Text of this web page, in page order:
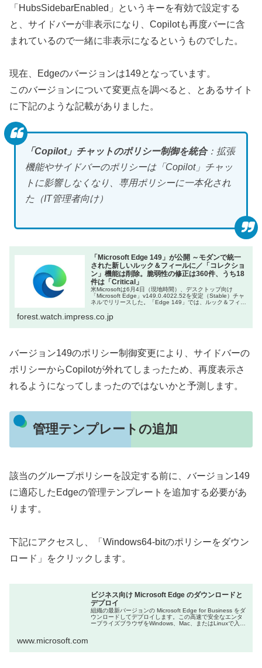
「HubsSidebarEnabled」というキーを有効で設定する
と、サイドバーが非表示になり、Copilotも再度バーに含
まれているので一緒に非表示になるというものでした。
現在、Edgeのバージョンは149となっています。
このバージョンについて変更点を調べると、とあるサイト
に下記のような記載がありました。
「Copilot」チャットのポリシー制御を統合：拡張
機能やサイドバーのポリシーは「Copilot」チャッ
トに影響しなくなり、専用ポリシーに一本化され
た（IT管理者向け）
「Microsoft Edge 149」が公開 ～モダンで統一
された新しいルック＆フィールに／「コレクショ
ン」機能は削除。脆弱性の修正は360件、うち18
件は「Critical」
米Microsoftは6月4日（現地時間）、デスクトップ向け
「Microsoft Edge」v149.0.4022.52を安定（Stable）チャ
ネルでリリースした。「Edge 149」では、ルック＆フィー
forest.watch.impress.co.jp
バージョン149のポリシー制御変更により、サイドバーの
ポリシーからCopilotが外れてしまったため、再度表示さ
れるようになってしまったのではないかと予測します。
管理テンプレートの追加
該当のグループポリシーを設定する前に、バージョン149
に適応したEdgeの管理テンプレートを追加する必要があ
ります。
下記にアクセスし、「Windows64-bitのポリシーをダウン
ロード」をクリックします。
ビジネス向け Microsoft Edge のダウンロードと
デプロイ
組織の最新バージョンの Microsoft Edge for Business をダ
ウンロードしてデプロイします。この高速で安全なエンタ
ープライズブラウザをWindows、Mac、またはLinuxで入手
www.microsoft.com